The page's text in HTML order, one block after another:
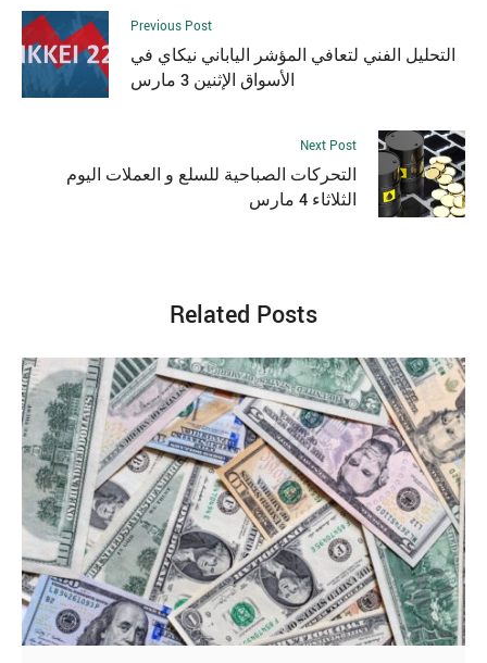
Previous Post
التحليل الفني لتعافي المؤشر الياباني نيكاي في
Next Post
التحركات الصباحية للسلع و العملات اليوم
الثلاثاء 4 مارس
Related Posts